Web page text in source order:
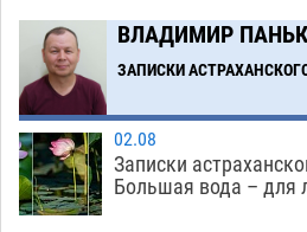
ВЛАДИМИР
ЗАПИСКИ
02.08
Записки
Большая вода – для